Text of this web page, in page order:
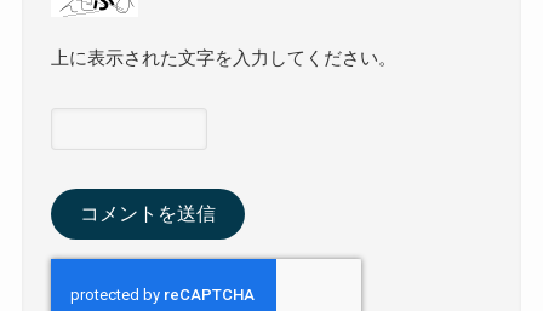
上に表示された文字を入力してください。